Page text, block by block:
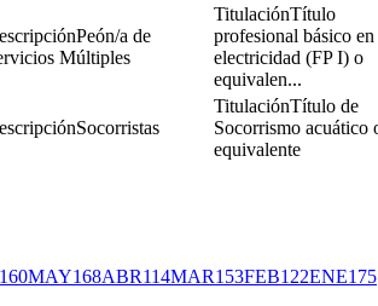
Peón/a de
Múltiples
Título
profesional básico en
electricidad (FP I) o
equivalen...
Socorristas
Título de
Socorrismo acuático
equivalente
160MAY168ABR114MAR153FEB122ENE175